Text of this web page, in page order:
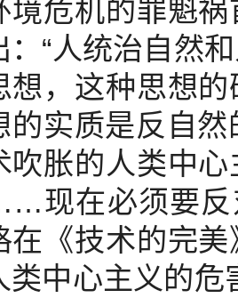
境危机的罪魁
：“人统治自然
想，这种思想
的实质是反自
吹胀的人类中
现在必须要反
在《技术的完
类中心主义的危